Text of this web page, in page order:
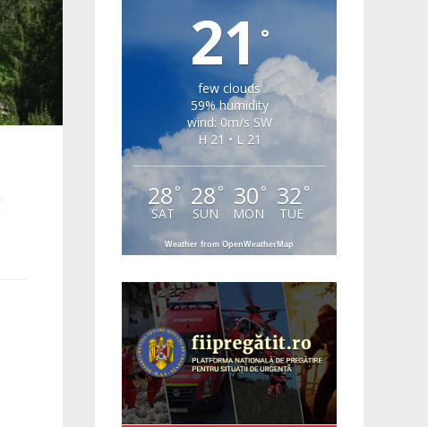
21°
few clouds
59% humidity
wind: 0m/s SW
H 21 • L 21
28 °
SAT
28 °
SUN
30 °
MON
32 °
TUE
Weather from OpenWeatherMap